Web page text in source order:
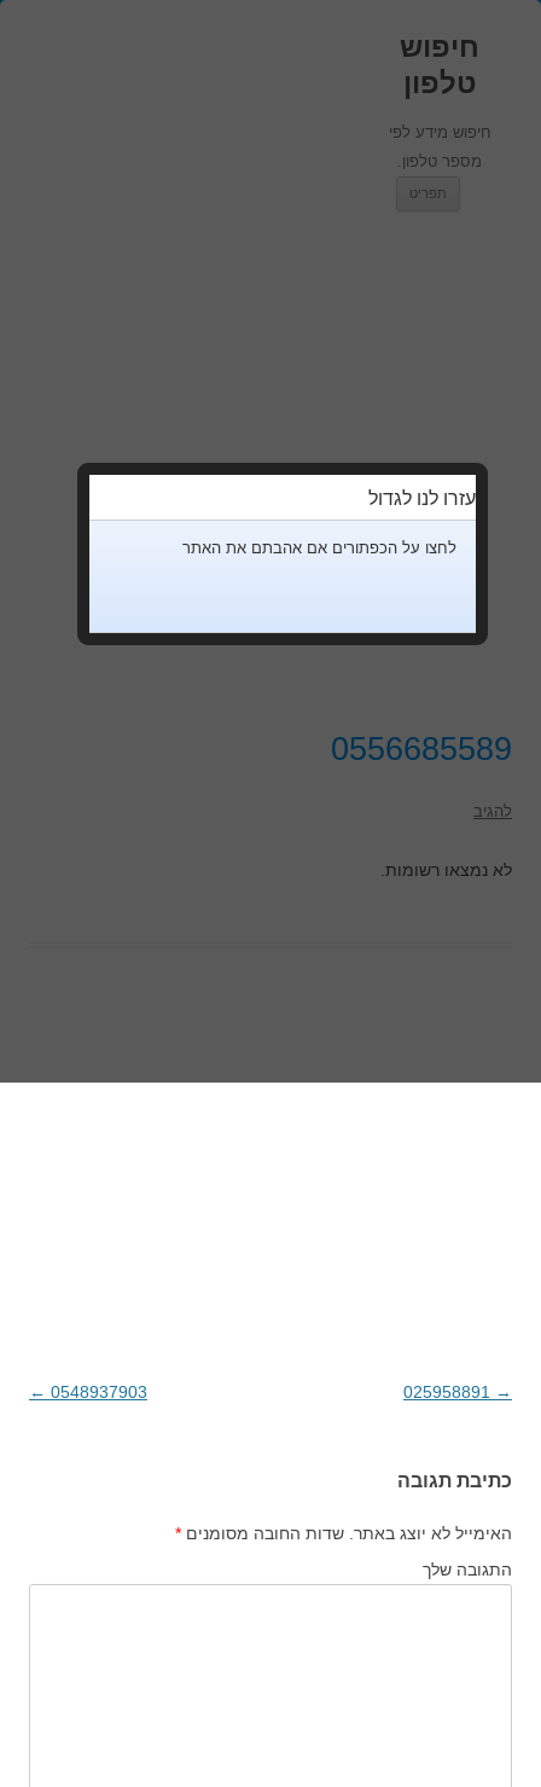
חיפוש
טלפון
חיפוש מידע לפי
מספר טלפון.
תפריט
0556685589
להגיב
לא נמצאו רשומות.
ניווט בפוסטים
→
0548937903
←
כתיבת תגובה
האימייל לא יוצג באתר. שדות החובה מסומנים *
התגובה שלך
עזרו לנו לגדול
לחצו על הכפתורים אם אהבתם את האתר